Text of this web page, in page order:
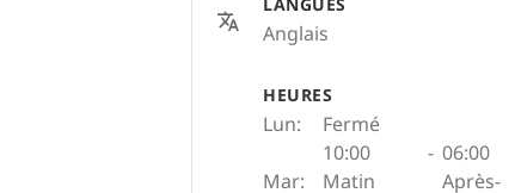
Anglais
HEURES
Lun: Fermé
Mar:
10:00
Matin
- 06:00
Après-